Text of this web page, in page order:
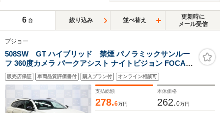
6 台 絞り込み 並べ替え
更新時に
メール受信
プジョー
508SW GT ハイブリッド 禁煙 パノラミックサンルー
フ 360度カメラ パークアシスト ナイトビジョン FOCAL
プレミアムHi-Fiシステム 純正ナビTV カープレイ対応 ナ
ッパレザーシート フルLEDヘッドライト オートハイビー
販売店保証 車両品質評価書付 購入プラン付 オンライン相談可
支払総額
278.6万円
本体価格
262.0万円